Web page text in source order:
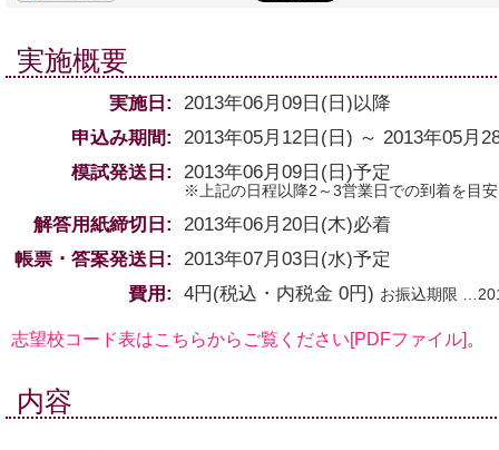
実施概要
実施日:
2013年06月09日(日)以降
申込み期間:
2013年05月12日(日) ～ 2013年05月
模試発送日:
2013年06月09日(日)予定
※上記の日程以降2～3営業日での到着を目
解答用紙締切日:
2013年06月20日(木)必着
帳票・答案発送日:
2013年07月03日(水)予定
費用:
4円(税込・内税金 0円) お振込期限 …
志望校コード表はこちらからご覧ください[PDFファイル] 。
内容